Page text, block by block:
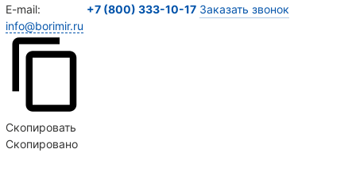
E-mail:
info@borimir.ru
Скопировать
Скопировано
+7 (800) 333-10-17 Заказать звонок